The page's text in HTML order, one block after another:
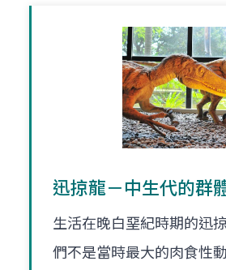
迅掠龍－中生代的群
生活在晚白堊紀時期的迅
們不是當時最大的肉食性